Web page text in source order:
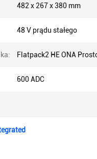
482 x 267 x 380 mm
48 V prądu stałego
Flatpack2 HE ONA
600 ADC